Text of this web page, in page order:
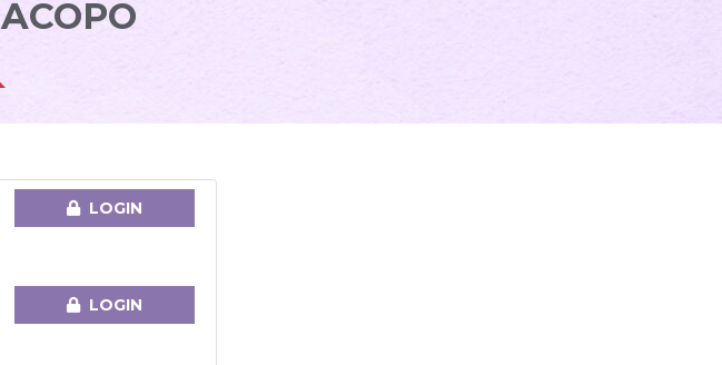
LOGIN
LOGIN